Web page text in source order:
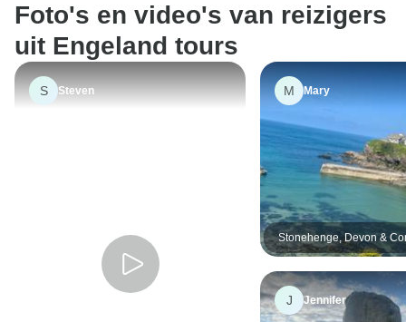
Foto's en video's van reizigers
uit Engeland tours
S Steven M Mary
Stonehenge, Devon &
dagen
J Jennifer